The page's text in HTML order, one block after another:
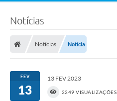
Notícias
Notícias Notícia
FEV
13
13 FEV 2023
2249 VISUALIZAÇÕES